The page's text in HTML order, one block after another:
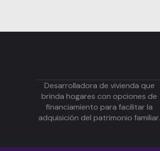
Desarrolladora de vivienda que
brinda hogares con opciones de
financiamiento para facilitar la
adquisición del patrimonio familiar.